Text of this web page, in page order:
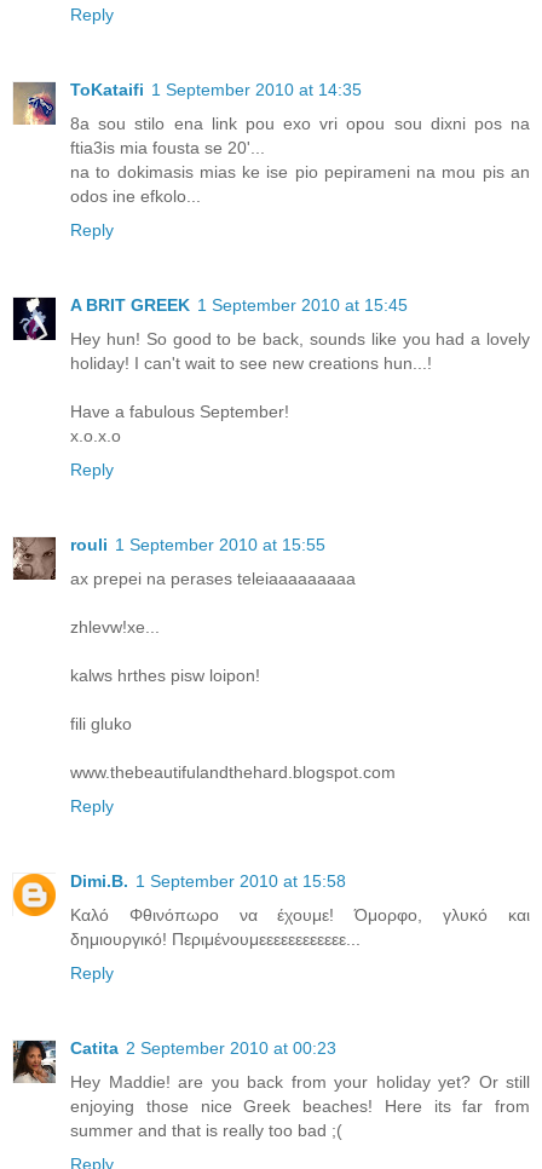
Reply
ToKataifi 1 September 2010 at 14:35
8a sou stilo ena link pou exo vri opou sou dixni pos na
ftia3is mia fousta se 20'...
na to dokimasis mias ke ise pio pepirameni na mou pis an
odos ine efkolo...
Reply
A BRIT GREEK 1 September 2010 at 15:45
Hey hun! So good to be back, sounds like you had a lovely
holiday! I can't wait to see new creations hun...!
Have a fabulous September!
x.o.x.o
Reply
rouli 1 September 2010 at 15:55
ax prepei na perases teleiaaaaaaaaa
zhlevw!xe...
kalws hrthes pisw loipon!
fili gluko
www.thebeautifulandthehard.blogspot.com
Reply
Dimi.B. 1 September 2010 at 15:58
Καλό Φθινόπωρο να έχουμε! Όμορφο, γλυκό και
δημιουργικό! Περιμένουμεεεεεεεεεεεε...
Reply
Catita 2 September 2010 at 00:23
Hey Maddie! are you back from your holiday yet? Or still
enjoying those nice Greek beaches! Here its far from
summer and that is really too bad ;(
Reply